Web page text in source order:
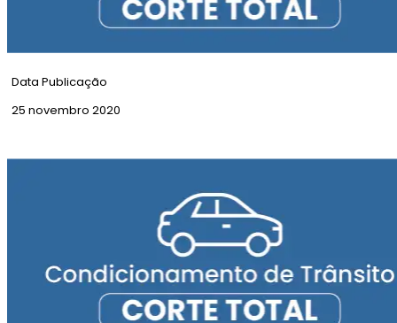
Data Publicação
25 novembro 2020